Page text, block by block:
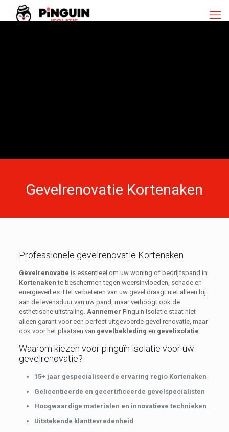
Gevelrenovatie Kortenaken
Professionele gevelrenovatie Kortenaken
Gevelrenovatie is essentieel om uw woning of bedrijfspand in
Kortenaken te beschermen tegen weersinvloeden, schade en
energieverlies. Het verbeteren van uw gevel draagt niet alleen bij
aan de levensduur van uw pand, maar verhoogt ook de
esthetische uitstraling. Aannemer Pinguin Isolatie staat niet
alleen garant voor een perfect uitgevoerde gevel renovatie, maar
ook voor het plaatsen van gevelbekleding en gevelisolatie
Waarom kiezen voor pinguïn isolatie voor uw
gevelrenovatie?
15+ jaar gespecialiseerde ervaring regio Kortenaken
Gelicentieerde en gecertificeerde gevelspecialisten
Hoogwaardige materialen en innovatieve technieken
Uitstekende klanttevredenheid